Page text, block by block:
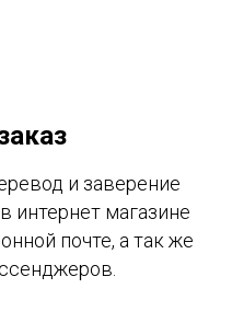
и заверение
интернет магазине
почте, а так же